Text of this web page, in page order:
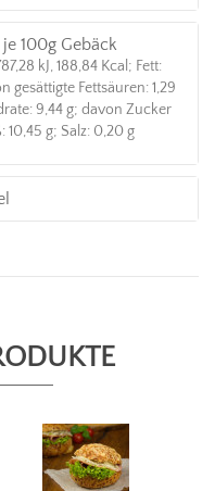
100g Gebäck
kJ, 188,84 Kcal; Fett:
gesättigte Fettsäuren: 1,29
9,44 g; davon Zucker
10,45 g; Salz: 0,20 g